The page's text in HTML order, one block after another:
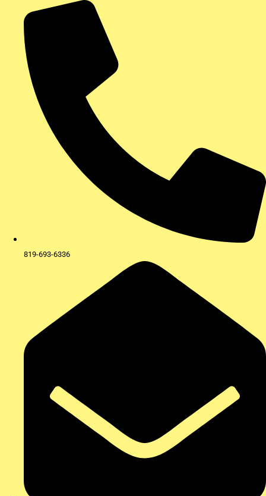
contenu
819-693-6336